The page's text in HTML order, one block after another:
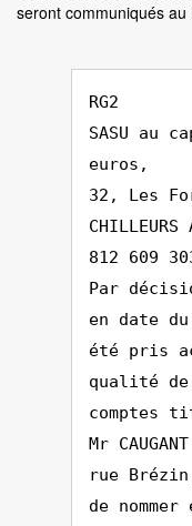
seront communiqués au
RG2
SASU au
euros,
32, Les
CHILLEURS
812 609
Par
en date
été pris
qualité de
comptes
Mr
rue
de